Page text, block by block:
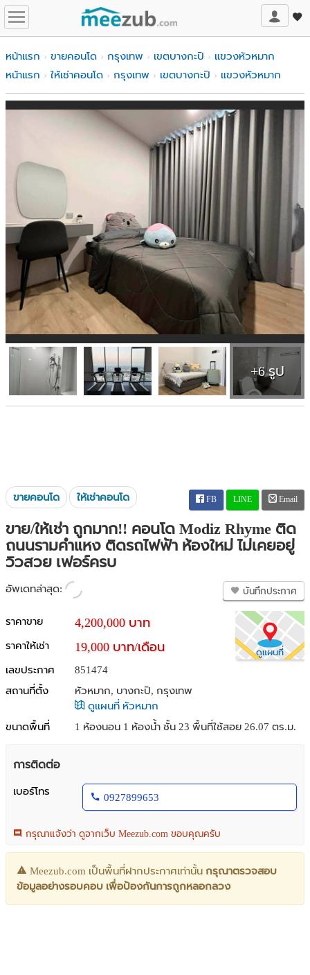
หน้าแรก ขายคอนโด กรุงเทพ เขตบางกะปิ
แขวงหัวหมาก
หน้าแรก
ให้เช่าคอนโด กรุงเทพ เขตบางกะปิ แขวงหัวหมาก
+6 รูป
ขายคอนโด ให้เช่าคอนโด FB LINE Email
ขาย/ให้เช่า ถูกมาก!! คอนโด Modiz Rhyme ติด
ถนนรามคำแหง ติดรถไฟฟ้า ห้องใหม่ ไม่เคยอยู่
วิวสวย เฟอร์ครบ
อัพเดทล่าสุด: บันทึกประกาศ
ดูแผนที่
ราคาขาย 4,200,000 บาท
ราคาให้เช่า 19,000 บาท/เดือน
เลขประกาศ
851474
สถานที่ตั้ง
หัวหมาก, บางกะปิ, กรุงเทพ
ดูแผนที่ หัวหมาก
ขนาดพื้นที่
1 ห้องนอน 1 ห้องน้ำ ชั้น 23 พื้นที่ใช้สอย 26.07 ตร.ม.
การติดต่อ
เบอร์โทร
0927899653
กรุณาแจ้งว่า ดูจากเว็บ Meezub.com ขอบคุณครับ
Meezub.com เป็นพื้นที่ฝากประกาศเท่านั้น กรุณาตรวจสอบ
ข้อมูลอย่างรอบคอบ เพื่อป้องกันการถูกหลอกลวง